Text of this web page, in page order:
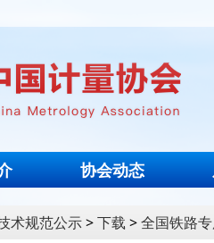
协会动态
术规范公示>下载 >全国铁路